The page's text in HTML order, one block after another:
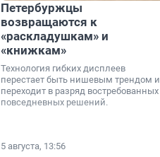
Петербуржцы
возвращаются к
«раскладушкам» и
«книжкам»
Технология гибких дисплеев
перестает быть нишевым трендом и
переходит в разряд востребованных
повседневных решений.
5 августа, 13:56